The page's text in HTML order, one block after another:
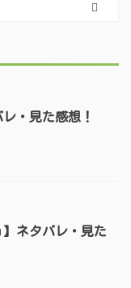
・見た感想！
】ネタバレ・見た